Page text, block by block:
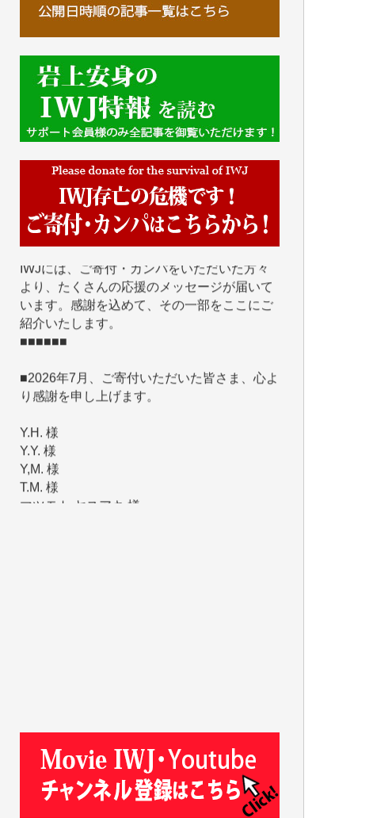
■■■■■■
IWJには、ご寄付・カンパをいただいた方々
います。感謝を込めて、その一部をここにご
紹介いたします。
■■■■■■
■2026年7月、ご寄付いただいた皆さま、心よ
Y.H. 様
Y,M. 様
T.M. 様
マツモト ヤスアキ 様
マシオン 恵美香 様
T.K. 様
ASAKO TAKAESU 様
マシオン恵美香 様
平野智生 様